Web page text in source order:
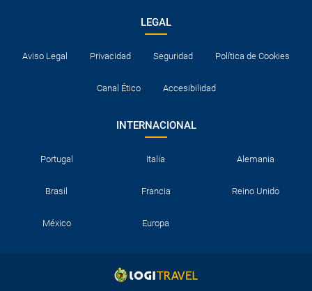
LEGAL
Aviso Legal Privacidad Seguridad Política de Cookies
Canal Ético Accesibilidad
INTERNACIONAL
Portugal Italia Alemania
Brasil Francia Reino Unido
México Europa